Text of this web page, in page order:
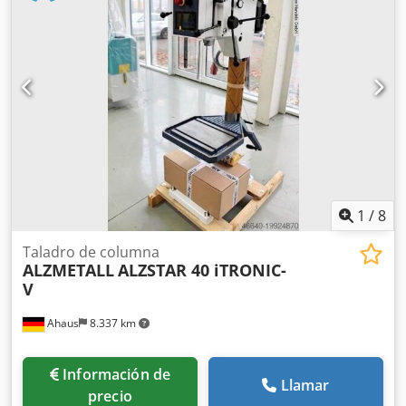
1 /8
Ahaus 8.337 km
Taladro de columna
ALZMETALLALZSTAR 40 iTRONIC-
V
Información de
precio
Llamar